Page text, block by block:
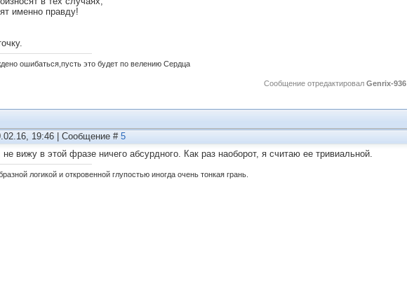
именно правду!
ошибаться,пусть это будет по велению Сердца
Сообщение отредактировал Genrix-936
19:46 | Сообщение # 5
не вижу в этой фразе ничего абсурдного. Как раз наоборот, я считаю ее тривиальной.
логикой и откровенной глупостью иногда очень тонкая грань.